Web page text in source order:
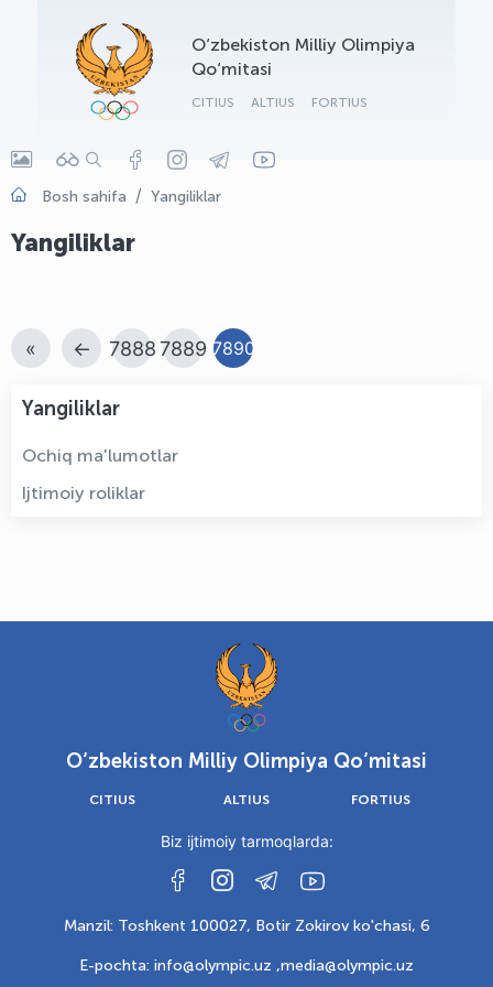
O‘zbekiston Milliy Olimpiya
Qo‘mitasi
CITIUS ALTIUS FORTIUS
Bosh sahifa Yangiliklar
Yangiliklar
« ← 78887889 7890
Yangiliklar
Ochiq ma'lumotlar
Ijtimoiy roliklar
O‘zbekiston Milliy Olimpiya Qo‘mitasi
CITIUS ALTIUS FORTIUS
Biz ijtimoiy tarmoqlarda:
Manzil: Toshkent 100027, Botir Zokirov ko'chasi, 6
E-pochta: info@olympic.uz ,media@olympic.uz
OLYMPCHIK AI - yordamchi
Onlayn · olympic.uz